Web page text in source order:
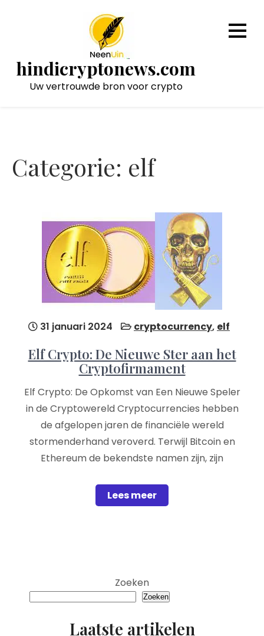
hindicryptonews.com
Uw vertrouwde bron voor crypto
Categorie: elf
31 januari 2024 cryptocurrency, elf
Elf Crypto: De Nieuwe Ster aan het
Cryptofirmament
Elf Crypto: De Opkomst van Een Nieuwe Speler
in de Cryptowereld Cryptocurrencies hebben
de afgelopen jaren de financiële wereld
stormenderhand veroverd. Terwijl Bitcoin en
Ethereum de bekendste namen zijn, zijn
Lees meer
Zoeken
Zoeken
Laatste artikelen